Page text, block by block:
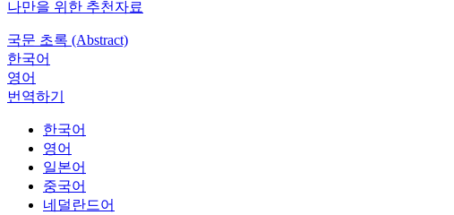
나만을 위한 추천자료
국문 초록 (Abstract)
한국어
영어
번역하기
한국어
영어
일본어
중국어
네덜란드어